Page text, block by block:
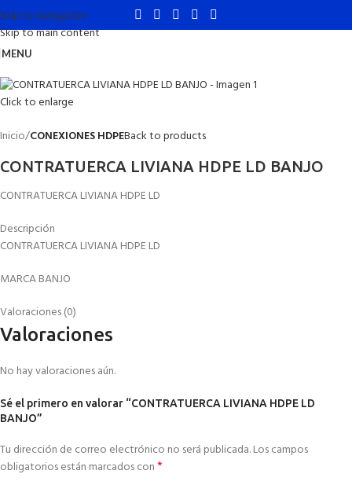
Skip to navigation
Skip to main content
MENU
Click to enlarge
Inicio CONEXIONES HDPEBack to products
CONTRATUERCA LIVIANA HDPE LD BANJO
CONTRATUERCA LIVIANA HDPE LD
Descripción
CONTRATUERCA LIVIANA HDPE LD
MARCA BANJO
Valoraciones (0)
Valoraciones
No hay valoraciones aún.
Sé el primero en valorar “CONTRATUERCA LIVIANA HDPE LD
BANJO”
Tu dirección de correo electrónico no será publicada.Los campos
obligatorios están marcados con*